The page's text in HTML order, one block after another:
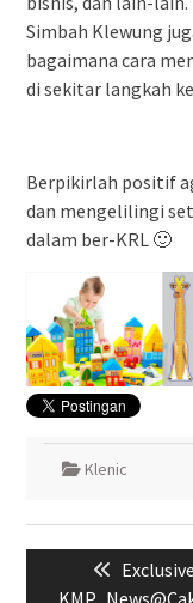
Simbah Klewung
bagaimana cara
di sekitar langkah
Berpikirlah positif
dan mengelilingi
dalam ber-KRL 🙂
Klenic
Navigasi
Previous
post:
Exclusive